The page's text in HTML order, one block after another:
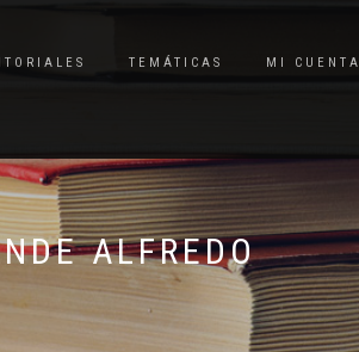
TEMÁTICAS MI CUENTA
ALFREDO